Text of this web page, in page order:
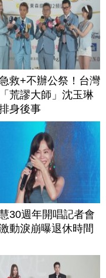
救+不辦公祭！台灣
荒謬大師」沈玉琳
身後事
30週年開唱記者會
動淚崩曝退休時間